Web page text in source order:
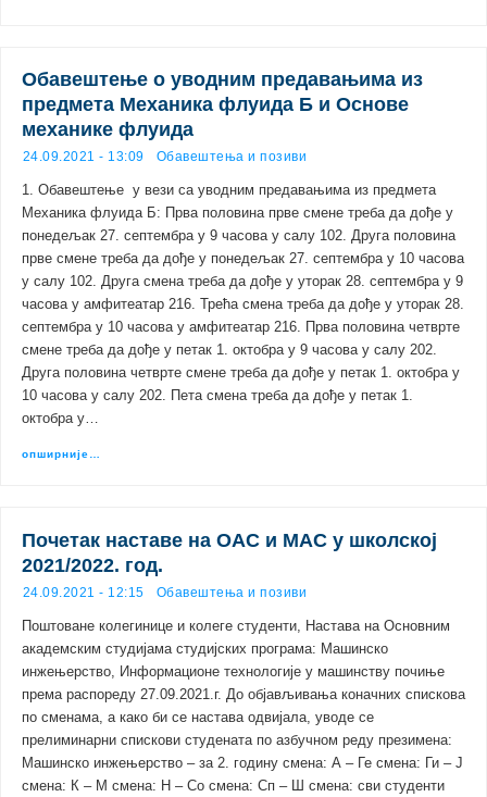
Обавештење о уводним предавањима из
предмета Механика флуида Б и Основе
механике флуида
24.09.2021 - 13:09 Обавештења и позиви
1. Обавештење у вези са уводним предавањима из предмета
Механика флуида Б: Прва половина прве смене треба да дође у
понедељак 27. септембра у 9 часова у салу 102. Друга половина
прве смене треба да дође у понедељак 27. септембра у 10 часова
у салу 102. Друга смена треба да дође у уторак 28. септембра у 9
часова у амфитеатар 216. Трећа смена треба да дође у уторак 28.
септембра у 10 часова у амфитеатар 216. Прва половина четврте
смене треба да дође у петак 1. октобра у 9 часова у салу 202.
Друга половина четврте смене треба да дође у петак 1. октобра у
10 часова у салу 202. Пета смена треба да дође у петак 1.
октобра у…
опширније…
Почетак наставе на ОАС и МАС у школској
2021/2022. год.
24.09.2021 - 12:15 Обавештења и позиви
Поштоване колегинице и колеге студенти, Настава на Основним
академским студијама студијских програма: Машинско
инжењерство, Информационе технологије у машинству почиње
према распореду 27.09.2021.г. До објављивања коначних спискова
по сменама, а како би се настава одвијала, уводе се
прелиминарни спискови студената по азбучном реду презимена:
Машинско инжењерство – за 2. годину смена: А – Ге смена: Ги – Ј
смена: К – М смена: Н – Со смена: Сп – Ш смена: сви студенти